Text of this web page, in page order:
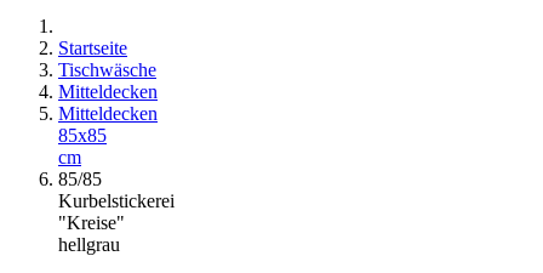
Startseite
Tischwäsche
Mitteldecken
Mitteldecken
85x85
cm
85/85
Kurbelstickerei
"Kreise"
hellgrau